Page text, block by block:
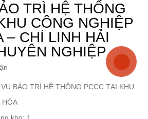
TRÌ HỆ THỐNG
CÔNG NGHIỆP
– CHÍ LINH HẢI
NGHIỆP
BẢO TRÌ HỆ THỐNG PCCC TẠI KHU
HÒA